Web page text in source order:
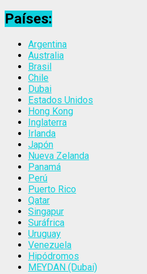
Países:
Argentina
Australia
Brasil
Chile
Dubai
Estados Unidos
Hong Kong
Inglaterra
Irlanda
Japón
Nueva Zelanda
Panamá
Perú
Puerto Rico
Qatar
Singapur
Suráfrica
Uruguay
Venezuela
Hipódromos
MEYDAN (Dubai)